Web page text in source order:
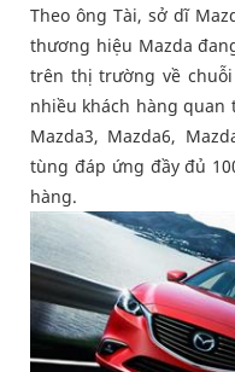
Theo ông Tài, sở dĩ
thương hiệu Mazda
trên thị trường về
nhiều khách hàng quan
Mazda3, Mazda6,
tùng đáp ứng đầy đủ
hàng.